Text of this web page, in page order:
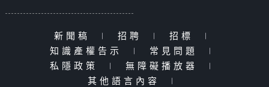
新聞稿 | 招聘 | 招標
|
知識產權告示
| 常見問題
|
私隱政策
| 無障礙播放器
|
其他語言內容
|